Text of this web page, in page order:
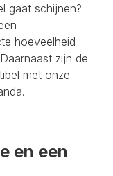
gaat schijnen?
hoeveelheid
zijn de
met onze
en een